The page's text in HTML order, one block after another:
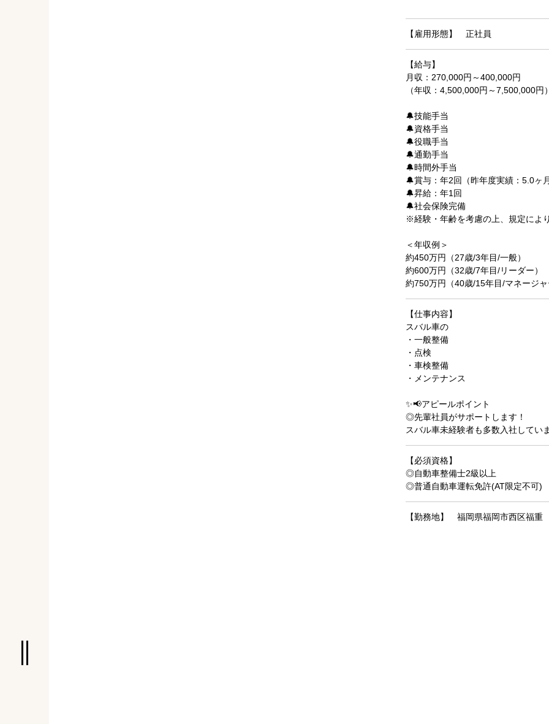
【雇用形態】 正社員
【給与】
月収：270,000円～400,000円
（年収：4,500,000円～7,500,000円
🔔技能手当
🔔資格手当
🔔役職手当
🔔通勤手当
🔔時間外手当
🔔賞与：年2回（昨年度実績：5.0ヶ
🔔昇給：年1回
🔔社会保険完備
※経験・年齢を考慮の上、規定によ
＜年収例＞
約450万円（27歳/3年目/一般）
約600万円（32歳/7年目/リーダー）
約750万円（40歳/15年目/マネージ
【仕事内容】
スバル車の
・一般整備
・点検
・車検整備
・メンテナンス
✨📢アピールポイント
◎先輩社員がサポートします！
スバル車未経験者も多数入社してい
【必須資格】
◎自動車整備士2級以上
◎普通自動車運転免許(AT限定不可)
【勤務地】 福岡県福岡市西区福重